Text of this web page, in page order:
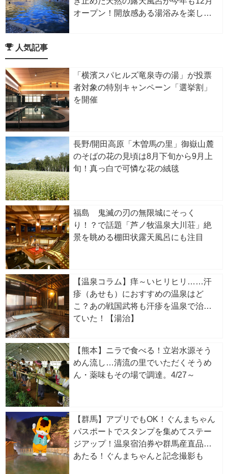
オープン！開放感ある湯浴みを楽しも
人気記事
「横濱スパヒルズ竜泉寺の湯」が投票
者対象の特別キャンペーン「選挙割」
を開催
長野/開田高原「木曽馬の里」御嶽山麓
のそばの花の見頃は8月下旬から9月上
旬！真っ白で可憐な花の絨毯
福島 鬼滅の刃の無限城にそっく
り！？で話題「芦ノ牧温泉大川荘」絶
景を眺める棚田状露天風呂にも注目
【温泉コラム】痒～いヒリヒリ……汗
疹（あせも）におすすめの温泉はど
こ？あの戦国武将も汗疹を温泉で治し
ていた！【湯治】
【熊本】ニラで食べる！立岩水源そう
めん流し…清流の里でいただくそうめ
ん・薬味もその場で調達。4/27～
【群馬】アプリでもOK！ぐんまちゃん
パスポートでスタンプを集めてステー
ジアップ！温泉宿泊券や群馬産直品が
あたる！ぐんまちゃんと記念撮影も